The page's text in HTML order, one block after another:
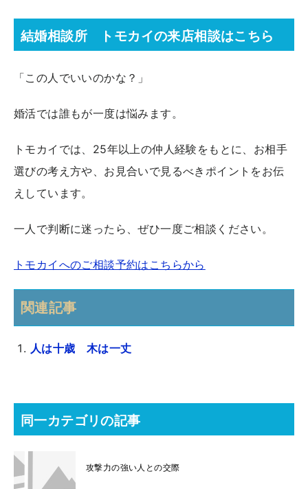
結婚相談所 トモカイの来店相談はこちら
「この人でいいのかな？」
婚活では誰もが一度は悩みます。
トモカイでは、25年以上の仲人経験をもとに、お相手
選びの考え方や、お見合いで見るべきポイントをお伝
えしています。
一人で判断に迷ったら、ぜひ一度ご相談ください。
トモカイへのご相談予約はこちらから
関連記事
人は十歳 木は一丈
同一カテゴリの記事
攻撃力の強い人との交際